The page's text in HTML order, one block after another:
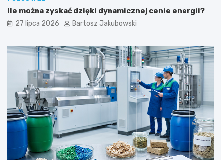
Ile można zyskać dzięki dynamicznej cenie energii?
27 lipca 2026 Bartosz Jakubowski